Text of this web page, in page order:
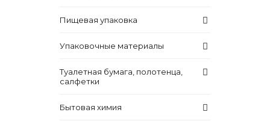
Пищевая упаковка
Упаковочные материалы
Туалетная бумага, полотенца,
салфетки
Бытовая химия